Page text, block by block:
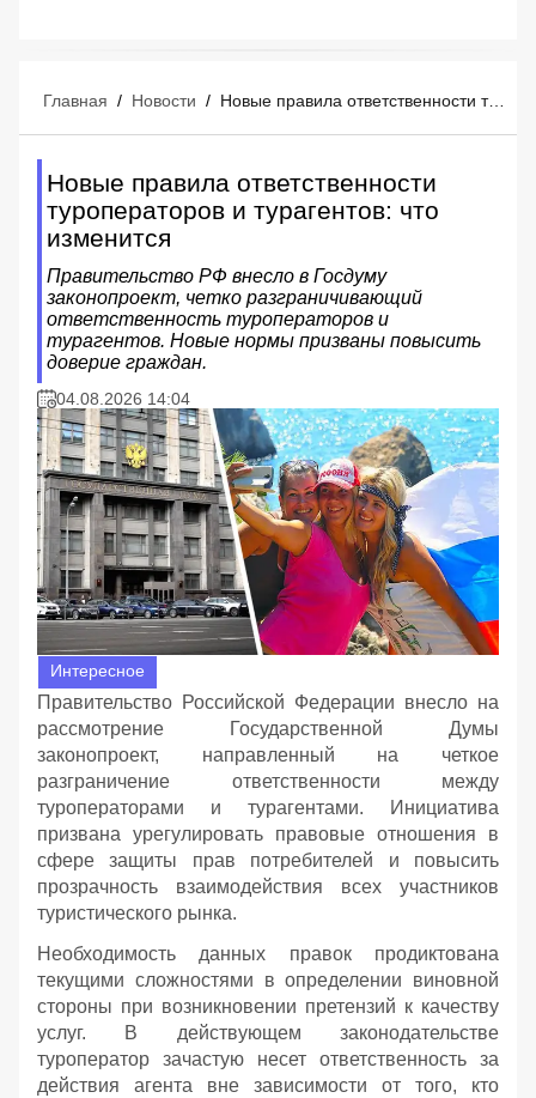
Главная / Новости / Новые правила ответственности туроператоров и турагентов: что изменится
Новые правила ответственности
туроператоров и турагентов: что
изменится
Правительство РФ внесло в Госдуму
законопроект, четко разграничивающий
ответственность туроператоров и
турагентов. Новые нормы призваны повысить
доверие граждан.
04.08.2026 14:04
Интересное
Правительство Российской Федерации внесло на
рассмотрение Государственной Думы
законопроект, направленный на четкое
разграничение ответственности между
туроператорами и турагентами. Инициатива
призвана урегулировать правовые отношения в
сфере защиты прав потребителей и повысить
прозрачность взаимодействия всех участников
туристического рынка.
Необходимость данных правок продиктована
текущими сложностями в определении виновной
стороны при возникновении претензий к качеству
услуг. В действующем законодательстве
туроператор зачастую несет ответственность за
действия агента вне зависимости от того, кто